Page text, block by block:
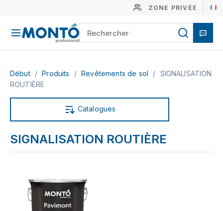
ZONE PRIVÉE
Début / Produits / Revêtements de sol / SIGNALISATION
ROUTIÈRE
Catalogues
SIGNALISATION ROUTIÈRE